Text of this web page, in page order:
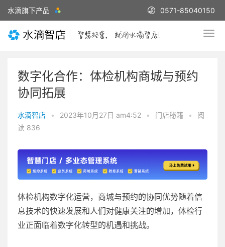
水滴旗下产品 0571-85040150
数字化合作：体检机构商城与预约
协同拓展
水滴智店 • 2023年10月27日 am4:52 • 门店秘籍 •
阅
读 836
体检机构数字化运营，商城与预约的协同优势随着信
息技术的快速发展和人们对健康关注的增加，体检行
业正面临着数字化转型的机遇和挑战。